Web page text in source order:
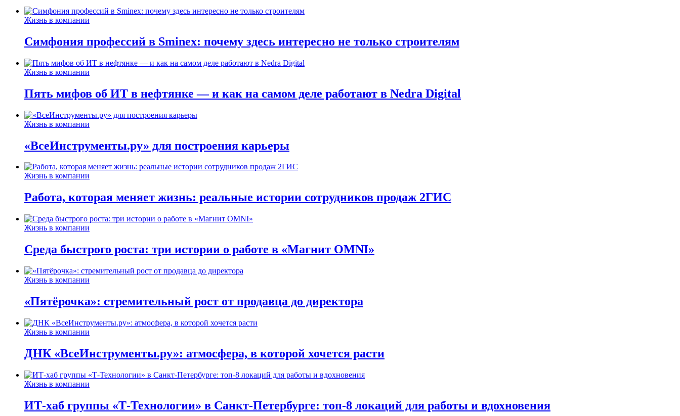
Жизнь в компании
Симфония профессий в Sminex: почему здесь интересно не только строителям
Жизнь в компании
Пять мифов об ИТ в нефтянке — и как на самом деле работают в Nedra Digital
Жизнь в компании
«ВсеИнструменты.ру» для построения карьеры
Жизнь в компании
Работа, которая меняет жизнь: реальные истории сотрудников продаж 2ГИС
Жизнь в компании
Среда быстрого роста: три истории о работе в «Магнит OMNI»
Жизнь в компании
«Пятёрочка»: стремительный рост от продавца до директора
Жизнь в компании
ДНК «ВсеИнструменты.ру»: атмосфера, в которой хочется расти
Жизнь в компании
ИТ-хаб группы «Т-Технологии» в Санкт-Петербурге: топ-8 локаций для работы и вдохновения